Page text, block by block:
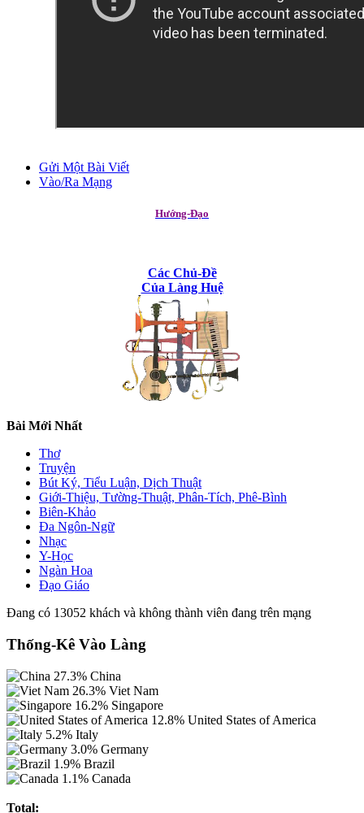
Gửi Một Bài Viết
Vào/Ra Mạng
Hướng-Đạo
Các Chủ-Đề
Của Làng Huệ
Bài Mới Nhất
Thơ
Truyện
Bút Ký, Tiểu Luận, Dịch Thuật
Giới-Thiệu, Tường-Thuật, Phân-Tích, Phê-Bình
Biên-Khảo
Đa Ngôn-Ngữ
Nhạc
Y-Học
Ngàn Hoa
Đạo Giáo
Đang có 13052 khách và không thành viên đang trên mạng
Thống-Kê Vào Làng
27.3% China
26.3% Viet Nam
16.2% Singapore
12.8% United States of America
5.2% Italy
3.0% Germany
1.9% Brazil
1.1% Canada
Total: